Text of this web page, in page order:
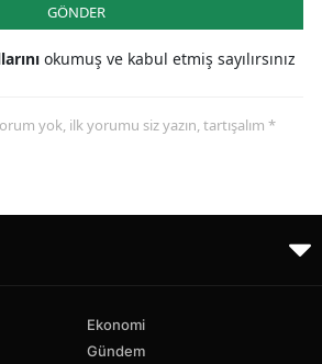
GÖNDER
okumuş ve kabul etmiş sayılırsınız
yok, ilk yorumu siz yazın, tartışalım *
Ekonomi
Gündem